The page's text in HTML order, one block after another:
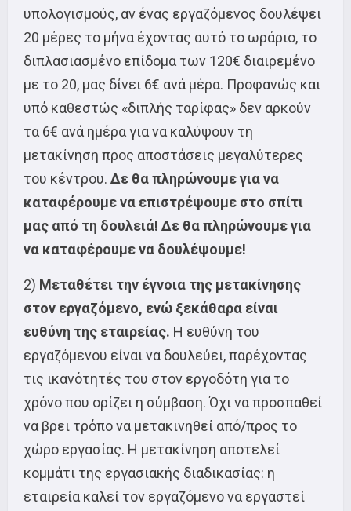
υπολογισμούς, αν ένας εργαζόμενος δουλέψει
20 μέρες το μήνα έχοντας αυτό το ωράριο, το
διπλασιασμένο επίδομα των 120€ διαιρεμένο
με το 20, μας δίνει 6€ ανά μέρα. Προφανώς και
υπό καθεστώς «διπλής ταρίφας» δεν αρκούν
τα 6€ ανά ημέρα για να καλύψουν τη
μετακίνηση προς αποστάσεις μεγαλύτερες
του κέντρου. Δε θα πληρώνουμε για να
καταφέρουμε να επιστρέψουμε στο σπίτι
μας από τη δουλειά! Δε θα πληρώνουμε για
να καταφέρουμε να δουλέψουμε!
2) Μεταθέτει την έγνοια της μετακίνησης
στον εργαζόμενο, ενώ ξεκάθαρα είναι
ευθύνη της εταιρείας. Η ευθύνη του
εργαζόμενου είναι να δουλεύει, παρέχοντας
τις ικανότητές του στον εργοδότη για το
χρόνο που ορίζει η σύμβαση. Όχι να προσπαθεί
να βρει τρόπο να μετακινηθεί από/προς το
χώρο εργασίας. Η μετακίνηση αποτελεί
κομμάτι της εργασιακής διαδικασίας: η
εταιρεία καλεί τον εργαζόμενο να εργαστεί